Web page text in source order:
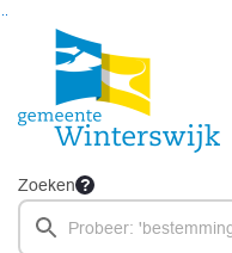
Ga naar de inhoud van deze pagina
Ga naar het zoeken
Ga naar het menu
Zoeken